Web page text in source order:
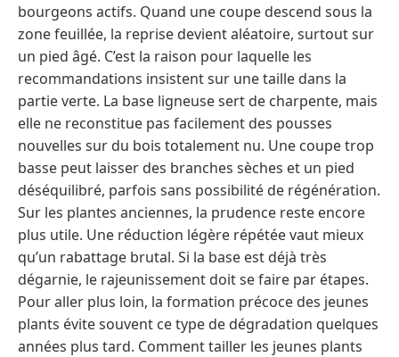
bourgeons actifs. Quand une coupe descend sous la
zone feuillée, la reprise devient aléatoire, surtout sur
un pied âgé. C’est la raison pour laquelle les
recommandations insistent sur une taille dans la
partie verte. La base ligneuse sert de charpente, mais
elle ne reconstitue pas facilement des pousses
nouvelles sur du bois totalement nu. Une coupe trop
basse peut laisser des branches sèches et un pied
déséquilibré, parfois sans possibilité de régénération.
Sur les plantes anciennes, la prudence reste encore
plus utile. Une réduction légère répétée vaut mieux
qu’un rabattage brutal. Si la base est déjà très
dégarnie, le rajeunissement doit se faire par étapes.
Pour aller plus loin, la formation précoce des jeunes
plants évite souvent ce type de dégradation quelques
années plus tard. Comment tailler les jeunes plants